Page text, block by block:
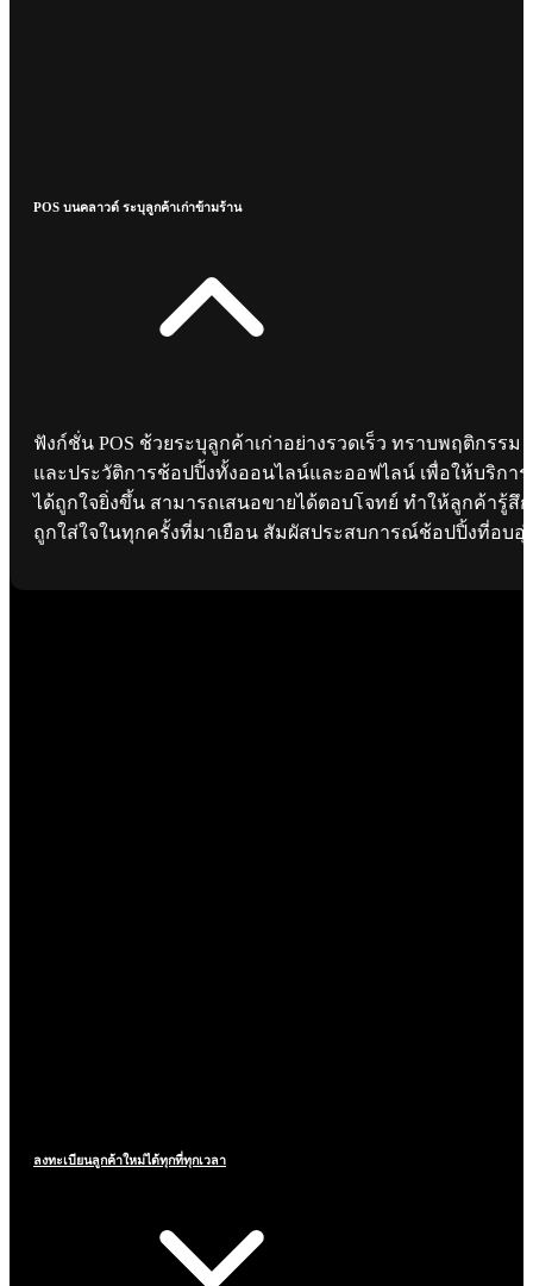
POS บนคลาวด์ ระบุลูกค้าเก่าข้ามร้าน
ฟังก์ชั่น POS ช้วยระบุลูกค้าเก่าอย่างรวดเร็ว ทราบพฤติกรรม
และประวัติการช้อปปิ้งทั้งออนไลน์และออฟไลน์ เพื่อให้บริการ
ได้ถูกใจยิ่งขึ้น สามารถเสนอขายได้ตอบโจทย์ ทำให้ลูกค้ารู้สึก
ถูกใส่ใจในทุกครั้งที่มาเยือน สัมผัสประสบการณ์ช้อปปิ้งที่อบอุ่
ลงทะเบียนลูกค้าใหม่ได้ทุกที่ทุกเวลา